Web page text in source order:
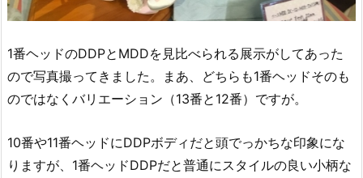
1番ヘッドのDDPとMDDを見比べられる展示がしてあった
ので写真撮ってきました。まあ、どちらも1番ヘッドそのも
のではなくバリエーション（13番と12番）ですが。
10番や11番ヘッドにDDPボディだと頭でっかちな印象にな
りますが、1番ヘッドDDPだと普通にスタイルの良い小柄な